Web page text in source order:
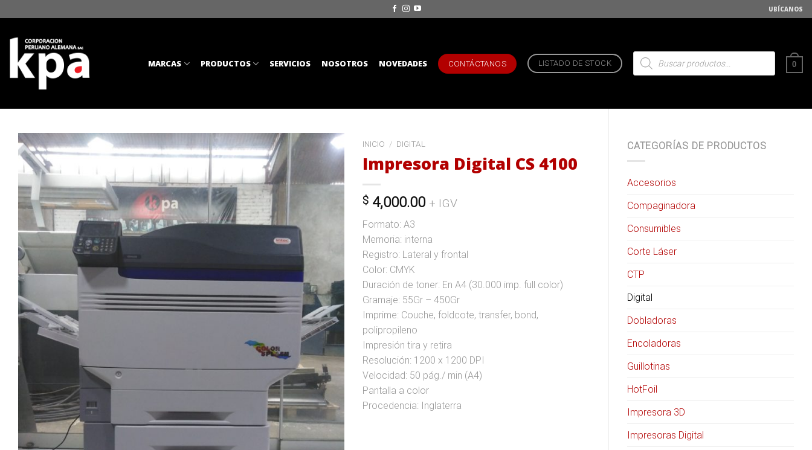
to
content
UBÍCANOS
MARCAS PRODUCTOS SERVICIOS NOSOTROS NOVEDADES CONTÁCTANOS LISTADO DE STOCK
Búsqueda
productos
0
CATEGORÍAS DE PRODUCTOS
Accesorios
Compaginadora
Consumibles
Corte Láser
CTP
Digital
Dobladoras
Encoladoras
Guillotinas
HotFoil
Impresora 3D
Impresoras Digital
INICIO / DIGITAL
Impresora Digital CS 4100
$4,000.00 + IGV
Formato: A3
Memoria: interna
Registro: Lateral y frontal
Color: CMYK
Duración de toner: En A4 (30.000 imp. full color)
Gramaje: 55Gr – 450Gr
Imprime: Couche, foldcote, transfer, bond,
polipropileno
Impresión tira y retira
Resolución: 1200 x 1200 DPI
Velocidad: 50 pág./ min (A4)
Pantalla a color
Procedencia: Inglaterra